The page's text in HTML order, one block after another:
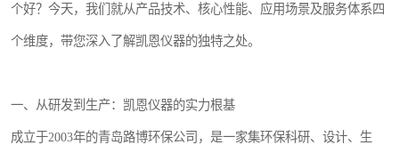
个好？今天，我们就从产品技术、核心性能、应用场景及服务体系四
个维度，带您深入了解凯恩仪器的独特之处。
一、从研发到生产：凯恩仪器的实力根基
成立于2003年的青岛路博环保公司，是一家集环保科研、设计、生